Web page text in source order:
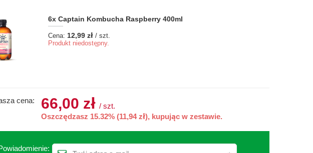
6x Captain Kombucha Raspberry 400ml
Cena: 12,99 zł / szt.
Produkt niedostępny.
cena: 66,00 zł / szt.
Oszczędzasz 15.32% (11,94 zł), kupując w zestawie.